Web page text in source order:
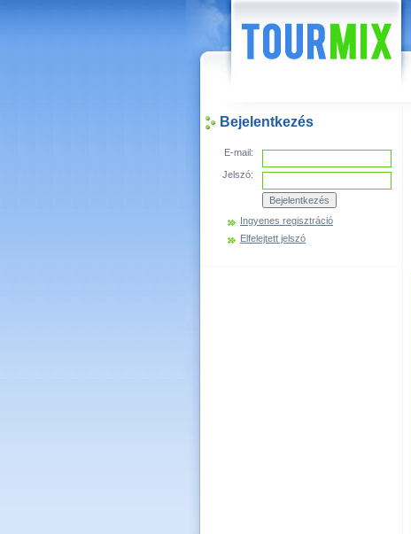
Bejelentkezés
E-mail:
Jelszó:
Ingyenes regisztráció
Elfelejtett jelszó